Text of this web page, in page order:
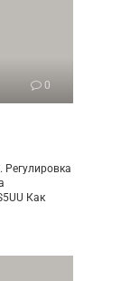
0
Регулировка
Как